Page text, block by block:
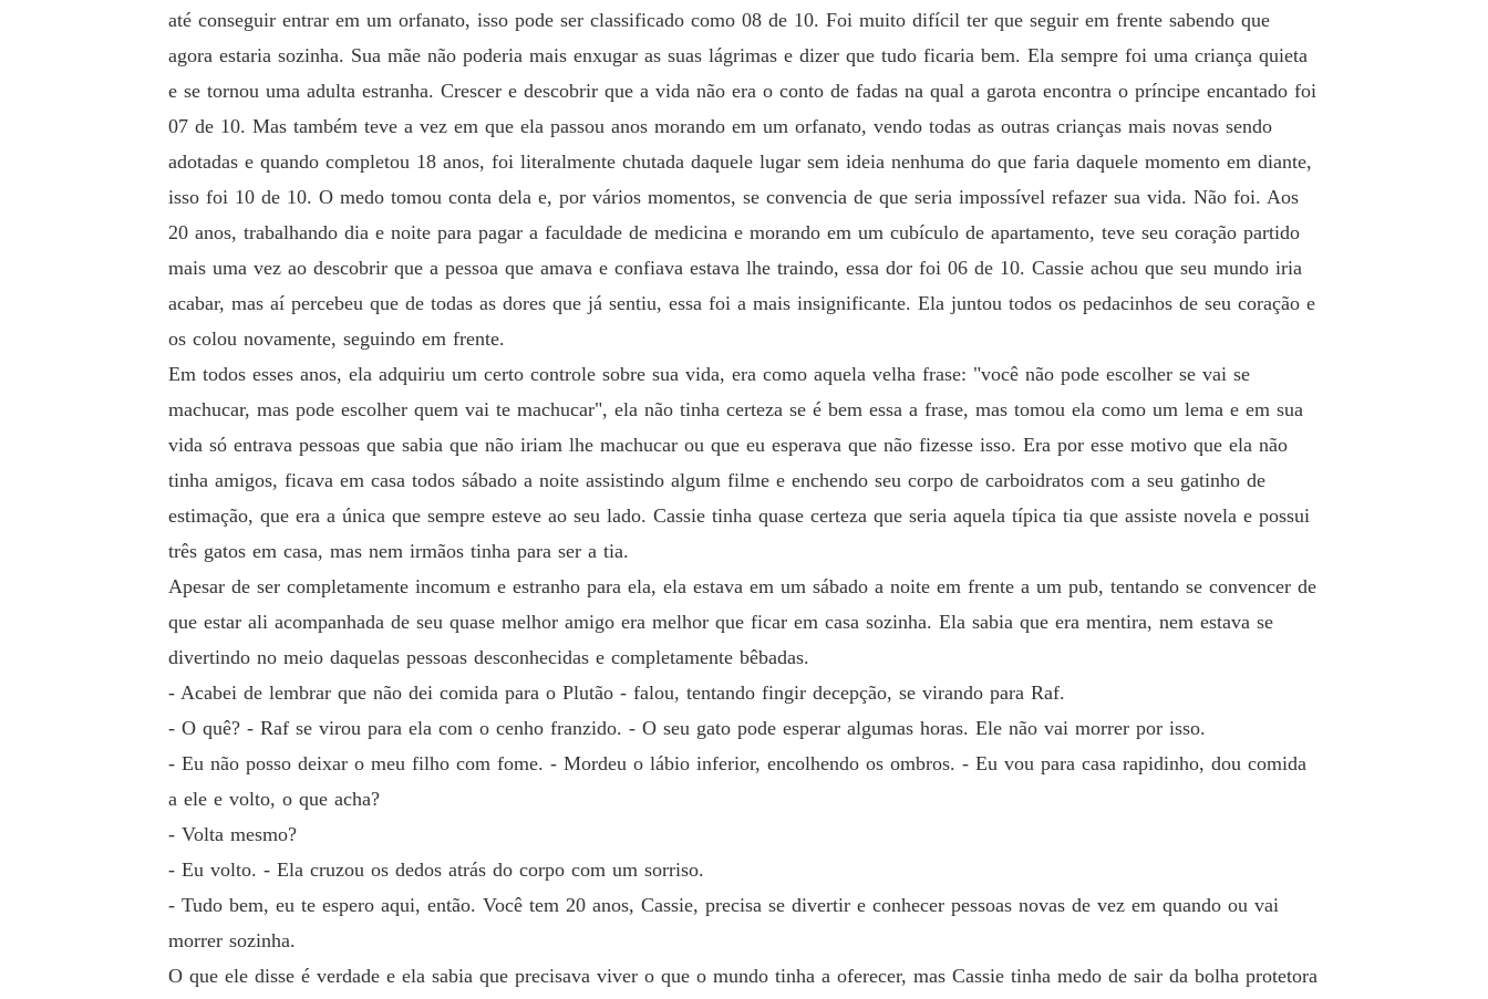
até conseguir entrar em um orfanato, isso pode ser classificado como 08 de 10. Foi muito difícil ter que seguir em frente sabendo que
agora estaria sozinha. Sua mãe não poderia mais enxugar as suas lágrimas e dizer que tudo ficaria bem. Ela sempre foi uma criança quieta
e se tornou uma adulta estranha. Crescer e descobrir que a vida não era o conto de fadas na qual a garota encontra o príncipe encantado foi
07 de 10. Mas também teve a vez em que ela passou anos morando em um orfanato, vendo todas as outras crianças mais novas sendo
adotadas e quando completou 18 anos, foi literalmente chutada daquele lugar sem ideia nenhuma do que faria daquele momento em diante,
isso foi 10 de 10. O medo tomou conta dela e, por vários momentos, se convencia de que seria impossível refazer sua vida. Não foi. Aos
20 anos, trabalhando dia e noite para pagar a faculdade de medicina e morando em um cubículo de apartamento, teve seu coração partido
mais uma vez ao descobrir que a pessoa que amava e confiava estava lhe traindo, essa dor foi 06 de 10. Cassie achou que seu mundo iria
acabar, mas aí percebeu que de todas as dores que já sentiu, essa foi a mais insignificante. Ela juntou todos os pedacinhos de seu coração e
os colou novamente, seguindo em frente.
Em todos esses anos, ela adquiriu um certo controle sobre sua vida, era como aquela velha frase: "você não pode escolher se vai se
machucar, mas pode escolher quem vai te machucar", ela não tinha certeza se é bem essa a frase, mas tomou ela como um lema e em sua
vida só entrava pessoas que sabia que não iriam lhe machucar ou que eu esperava que não fizesse isso. Era por esse motivo que ela não
tinha amigos, ficava em casa todos sábado a noite assistindo algum filme e enchendo seu corpo de carboidratos com a seu gatinho de
estimação, que era a única que sempre esteve ao seu lado. Cassie tinha quase certeza que seria aquela típica tia que assiste novela e possui
três gatos em casa, mas nem irmãos tinha para ser a tia.
Apesar de ser completamente incomum e estranho para ela, ela estava em um sábado a noite em frente a um pub, tentando se convencer de
que estar ali acompanhada de seu quase melhor amigo era melhor que ficar em casa sozinha. Ela sabia que era mentira, nem estava se
divertindo no meio daquelas pessoas desconhecidas e completamente bêbadas.
- Acabei de lembrar que não dei comida para o Plutão - falou, tentando fingir decepção, se virando para Raf.
- O quê? - Raf se virou para ela com o cenho franzido. - O seu gato pode esperar algumas horas. Ele não vai morrer por isso.
- Eu não posso deixar o meu filho com fome. - Mordeu o lábio inferior, encolhendo os ombros. - Eu vou para casa rapidinho, dou comida
a ele e volto, o que acha?
- Volta mesmo?
- Eu volto. - Ela cruzou os dedos atrás do corpo com um sorriso.
- Tudo bem, eu te espero aqui, então. Você tem 20 anos, Cassie, precisa se divertir e conhecer pessoas novas de vez em quando ou vai
morrer sozinha.
O que ele disse é verdade e ela sabia que precisava viver o que o mundo tinha a oferecer, mas Cassie tinha medo de sair da bolha protetora
Capítulo 13 não podemos ficar juntos
Capítulo 14 desejos do coração
Como nascem os anjos
Capítulo 15 a festa de lúcifer
Como nascem os anjos
Como nascem os anjos
Como nascem os anjos
Como nascem os anjos
Como nascem os anjos